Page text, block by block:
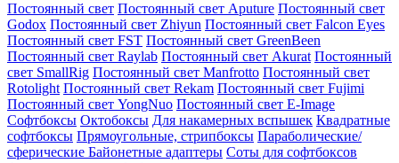
Постоянный свет Постоянный свет Aputure Постоянный свет
Godox Постоянный свет Zhiyun Постоянный свет Falcon Eyes
Постоянный свет FST Постоянный свет GreenBeen
Постоянный свет Raylab Постоянный свет Akurat Постоянный
свет SmallRig Постоянный свет Manfrotto Постоянный свет
Rotolight Постоянный свет Rekam Постоянный свет Fujimi
Постоянный свет YongNuo Постоянный свет E-Image
Софтбоксы Октобоксы Для накамерных вспышек Квадратные
софтбоксы Прямоугольные, стрипбоксы Параболические/
сферические Байонетныe адаптеры Соты для софтбоксов